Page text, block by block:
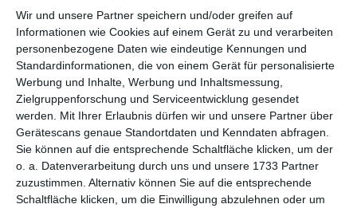
Wir und unsere Partner speichern und/oder greifen auf
Informationen wie Cookies auf einem Gerät zu und verarbeiten
personenbezogene Daten wie eindeutige Kennungen und
Standardinformationen, die von einem Gerät für personalisierte
Werbung und Inhalte, Werbung und Inhaltsmessung,
Zielgruppenforschung und Serviceentwicklung gesendet
werden. Mit Ihrer Erlaubnis dürfen wir und unsere Partner über
Gerätescans genaue Standortdaten und Kenndaten abfragen.
Sie können auf die entsprechende Schaltfläche klicken, um der
o. a. Datenverarbeitung durch uns und unsere 1733 Partner
zuzustimmen. Alternativ können Sie auf die entsprechende
Schaltfläche klicken, um die Einwilligung abzulehnen oder um
per E-Mail(kostenlos)
TEILEN
Facebook, Twitter, WhatsApp, ...
WEITERE KARTEN IN DIESEN
KATEGORIEN ANSEHEN